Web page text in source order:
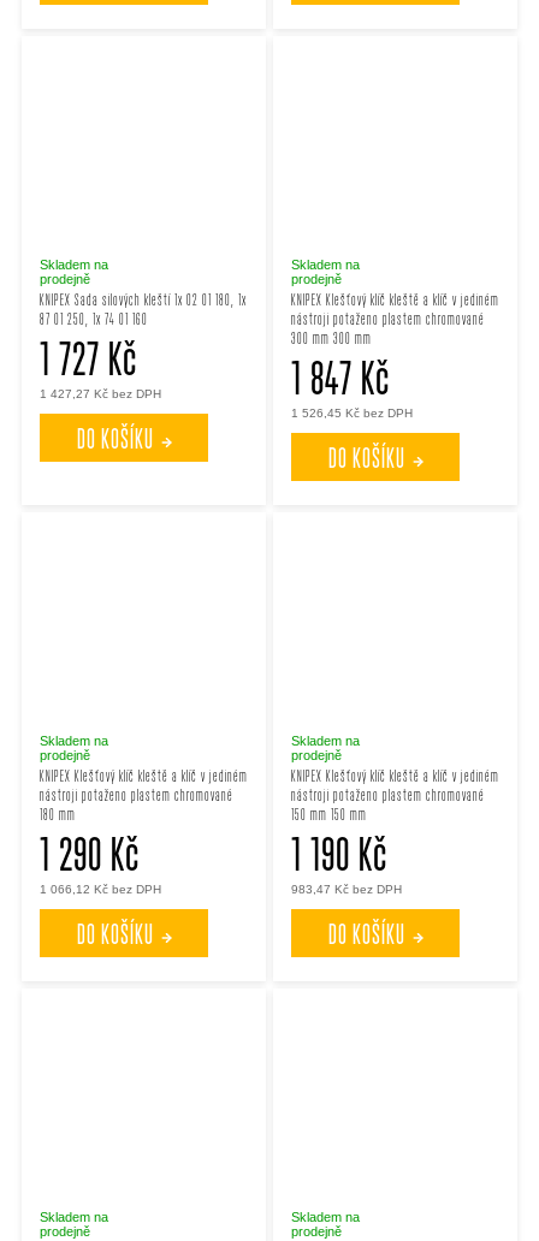
KNIPEX Sada silových kleští 1x 02 01 180, 1x
87 01 250, 1x 74 01 160
Skladem na
prodejně
1 427,27 Kč bez DPH
1 727 Kč
DO KOŠÍKU
KNIPEX Klešťový klíč kleště a klíč v jediném
nástroji potaženo plastem chromované
300 mm 300 mm
Skladem na
prodejně
1 526,45 Kč bez DPH
1 847 Kč
DO KOŠÍKU
KNIPEX Klešťový klíč kleště a klíč v jediném
nástroji potaženo plastem chromované
180 mm
Skladem na
prodejně
1 066,12 Kč bez DPH
1 290 Kč
DO KOŠÍKU
KNIPEX Klešťový klíč kleště a klíč v jediném
nástroji potaženo plastem chromované
150 mm 150 mm
Skladem na
prodejně
983,47 Kč bez DPH
1 190 Kč
DO KOŠÍKU
Skladem na
prodejně
Skladem na
prodejně